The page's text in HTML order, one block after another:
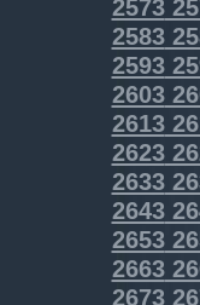
2573
2583
2593
2603
2613
2623
2633
2643
2653
2663
2673